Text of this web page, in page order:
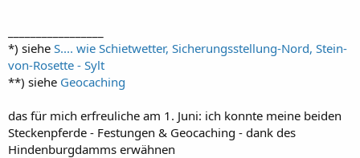
*) siehe S.... wie Schietwetter, Sicherungsstellung-Nord, Stein-
von-Rosette - Sylt
**) siehe Geocaching
das für mich erfreuliche am 1. Juni: ich konnte meine beiden
Steckenpferde - Festungen & Geocaching - dank des
Hindenburgdamms erwähnen